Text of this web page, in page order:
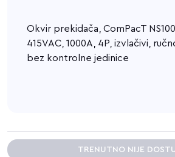
Okvir prekidača, ComPacT
415VAC, 1000A, 4P, izvlačivi,
bez kontrolne jedinice
TRENUTNO NIJE